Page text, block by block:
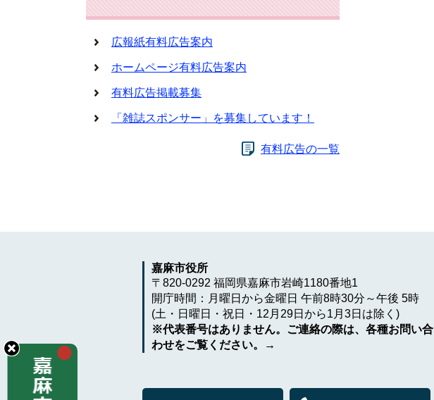
広報紙有料広告案内
ホームページ有料広告案内
有料広告掲載募集
「雑誌スポンサー」を募集しています！
有料広告の一覧
嘉麻市役所
〒820-0292 福岡県嘉麻市岩崎1180番地1
開庁時間：月曜日から金曜日 午前8時30分～午後 5時
(土・日曜日・祝日・12月29日から1月3日は除く)
※代表番号はありません。ご連絡の際は、各種お問い合
わせをご覧ください。→